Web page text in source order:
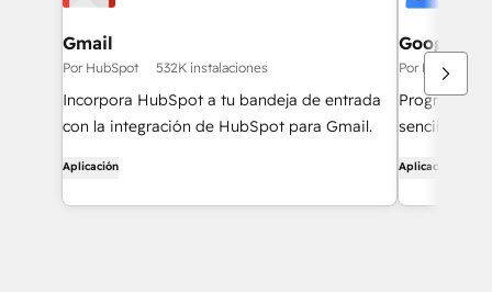
Gmail
Por HubSpot 532K instalaciones
Incorpora HubSpot a tu bandeja de entrada
con la integración de HubSpot para Gmail.
Aplicación
Google
Por HubSpot
Programa
sencilla con
Aplicación